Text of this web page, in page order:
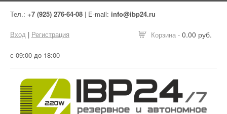
Тел.: +7 (925) 276-64-08 | E-mail: info@ibp24.ru
Корзина - 0.00 руб.
Вход | Регистрация
с 09:00 до 18:00